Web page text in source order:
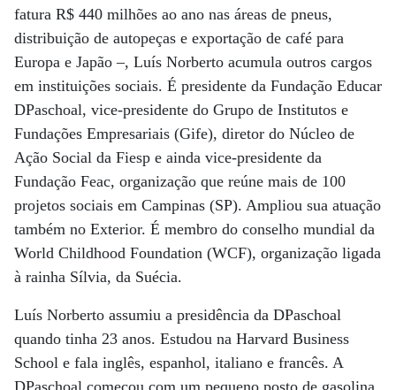
fatura R$ 440 milhões ao ano nas áreas de pneus,
distribuição de autopeças e exportação de café para
Europa e Japão –, Luís Norberto acumula outros cargos
em instituições sociais. É presidente da Fundação Educar
DPaschoal, vice-presidente do Grupo de Institutos e
Fundações Empresariais (Gife), diretor do Núcleo de
Ação Social da Fiesp e ainda vice-presidente da
Fundação Feac, organização que reúne mais de 100
projetos sociais em Campinas (SP). Ampliou sua atuação
também no Exterior. É membro do conselho mundial da
World Childhood Foundation (WCF), organização ligada
à rainha Sílvia, da Suécia.
Luís Norberto assumiu a presidência da DPaschoal
quando tinha 23 anos. Estudou na Harvard Business
School e fala inglês, espanhol, italiano e francês. A
DPaschoal começou com um pequeno posto de gasolina.